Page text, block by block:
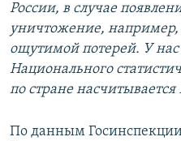
России, в случае
уничтожение, например,
ощутимой потерей. У
Национального
по стране насчитывается
По данным